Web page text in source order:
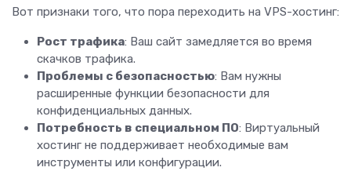
Вот признаки того, что пора переходить на VPS-хостинг:
Рост трафика: Ваш сайт замедляется во время
скачков трафика.
Проблемы с безопасностью: Вам нужны
расширенные функции безопасности для
конфиденциальных данных.
Потребность в специальном ПО: Виртуальный
хостинг не поддерживает необходимые вам
инструменты или конфигурации.